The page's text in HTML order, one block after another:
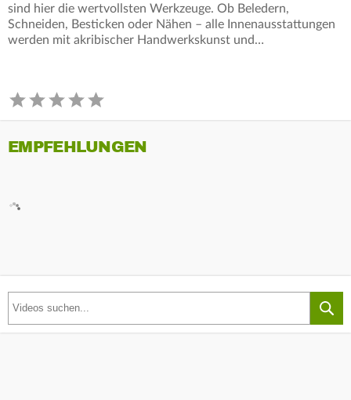
sind hier die wertvollsten Werkzeuge. Ob Beledern,
Schneiden, Besticken oder Nähen – alle Innenausstattungen
werden mit akribischer Handwerkskunst und…
EMPFEHLUNGEN